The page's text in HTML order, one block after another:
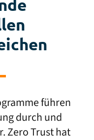
führen
durch und
Zero Trust hat